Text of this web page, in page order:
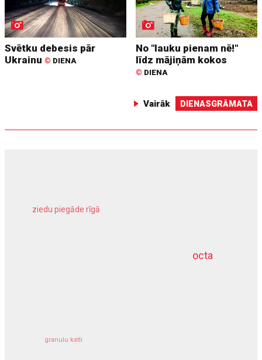
Svētku debesis pār
Ukrainu © DIENA
No "lauku pienam nē!"
līdz mājiņām kokos
© DIENA
Vairāk DIENASGRĀMATA
octa
ziedu piegāde rīgā
granulu katli
dziļurbums